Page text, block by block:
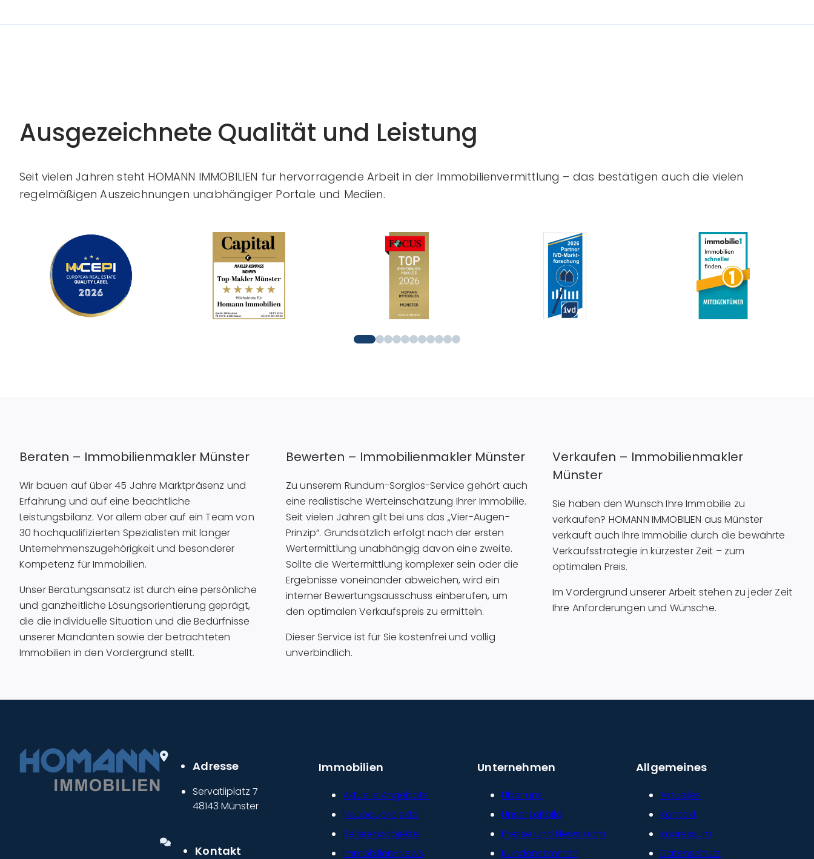
Ausgezeichnete Qualität und Leistung
Seit vielen Jahren steht HOMANN IMMOBILIEN für hervorragende Arbeit in der Immobilienvermittlung – das bestätigen auch die vielen
regelmäßigen Auszeichnungen unabhängiger Portale und Medien.
Beraten – Immobilienmakler Münster
Wir bauen auf über 45 Jahre Marktpräsenz und
Erfahrung und auf eine beachtliche
Leistungsbilanz. Vor allem aber auf ein Team von
30 hochqualifizierten Spezialisten mit langer
Unternehmenszugehörigkeit und besonderer
Kompetenz für Immobilien.
Unser Beratungsansatz ist durch eine persönliche
und ganzheitliche Lösungsorientierung geprägt,
die die individuelle Situation und die Bedürfnisse
unserer Mandanten sowie der betrachteten
Immobilien in den Vordergrund stellt.
Bewerten – Immobilienmakler Münster
Zu unserem Rundum-Sorglos-Service gehört auch
eine realistische Werteinschätzung Ihrer Immobilie.
Seit vielen Jahren gilt bei uns das „Vier-Augen-
Prinzip“. Grundsätzlich erfolgt nach der ersten
Wertermittlung unabhängig davon eine zweite.
Sollte die Wertermittlung komplexer sein oder die
Ergebnisse voneinander abweichen, wird ein
interner Bewertungsausschuss einberufen, um
den optimalen Verkaufspreis zu ermitteln.
Dieser Service ist für Sie kostenfrei und völlig
unverbindlich.
Verkaufen – Immobilienmakler
Münster
Sie haben den Wunsch Ihre Immobilie zu
verkaufen? HOMANN IMMOBILIEN aus Münster
verkauft auch Ihre Immobilie durch die bewährte
Verkaufsstrategie in kürzester Zeit – zum
optimalen Preis.
Im Vordergrund unserer Arbeit stehen zu jeder Zeit
Ihre Anforderungen und Wünsche.
Adresse
Servatiiplatz 7
48143 Münster
Kontakt
Immobilien
Aktuelle Angebote
Neubauprojekte
Referenzobjekte
Immobilien-News
Unternehmen
Über uns
Unser Leitbild
Presse und Newsroom
Kundenstimmen
Allgemeines
Aktuelles
Kontakt
Impressum
Datenschutz